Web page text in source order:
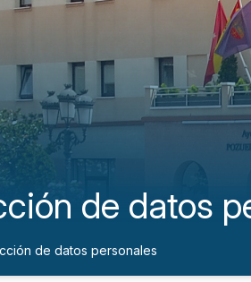
de datos
de datos personales